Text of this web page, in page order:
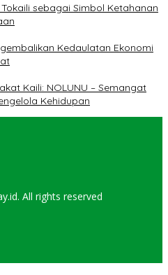
Tokaili sebagai Simbol Ketahanan
Kedaulatan Ekonomi
Kaili: NOLUNU – Semangat
Kehidupan
All rights reserved